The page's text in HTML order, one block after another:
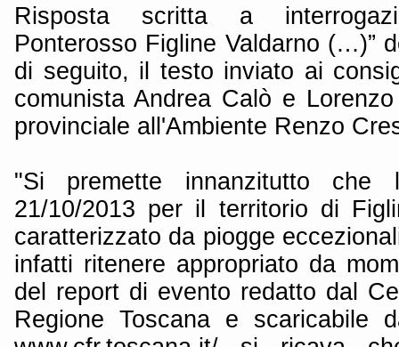
Risposta scritta a
Ponterosso Figline Valdarno (…)”
di seguito, il testo inviato ai
comunista Andrea Calò e
provinciale all'Ambiente Renzo
"Si premette innanzitutto che
21/10/2013 per il territorio di
caratterizzato da piogge
infatti ritenere appropriato da
del report di evento redatto dal
Regione Toscana e scaricabile